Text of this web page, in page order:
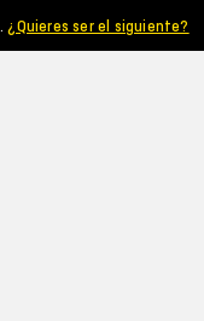
¿Quieres ser el siguiente?